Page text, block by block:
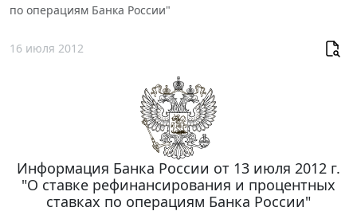
по операциям Банка России"
16 июля 2012
Информация Банка России от 13 июля 2012 г.
"О ставке рефинансирования и процентных
ставках по операциям Банка России"